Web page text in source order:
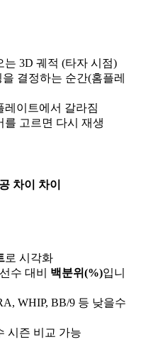
는 3D 궤적 (타자 시점)
결정하는 순간(홈플레
레이트에서 갈라짐
를 고르면 다시 재생
차이
차이
로 시각화
수 대비 백분위(%)입니
WHIP, BB/9 등 낮을수
시즌 비교 가능